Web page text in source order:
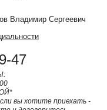
Владимир Сергеевич
47
вы хотите приехать -